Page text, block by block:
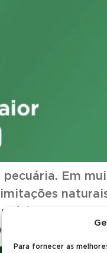
Para fornecer as
Em
corretas
desempenho